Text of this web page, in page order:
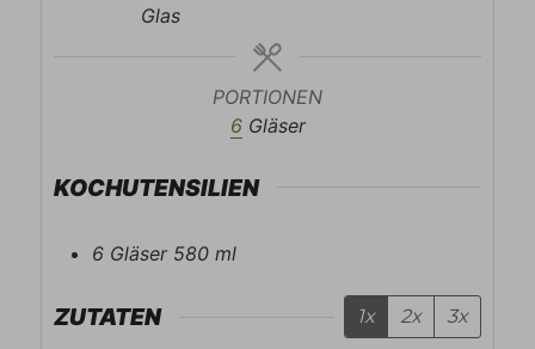
Glas
PORTIONEN
6 Gläser
KOCHUTENSILIEN
6 Gläser 580 ml
ZUTATEN 1x 2x 3x